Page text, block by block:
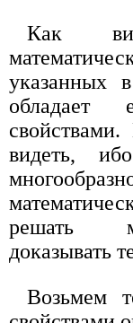
Как
указанных
обладает
видеть,
решать
доказывать
Возьмем